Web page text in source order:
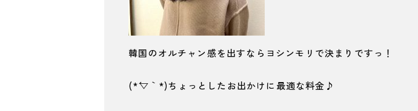
韓国のオルチャン感を出すならヨシンモリで決まりですっ！
(*´▽｀*)ちょっとしたお出かけに最適な料金♪